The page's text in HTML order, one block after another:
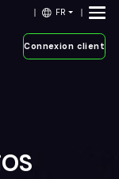
FR
Connexion client